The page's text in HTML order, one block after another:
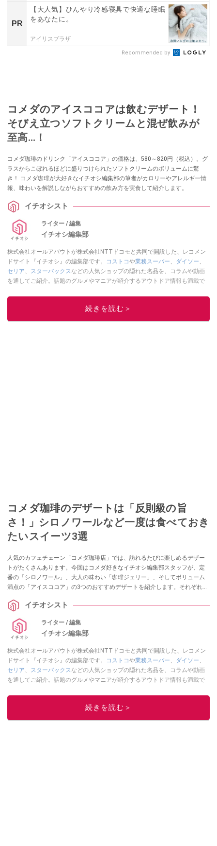
PR
【大人気】ひんやり冷感寝具で快適な睡眠
をあなたに。
アイリスプラザ
Recommended by
コメダのアイスココアは飲むデザート！
そびえ立つソフトクリームと混ぜ飲みが
至高…！
コメダ珈琲のドリンク「アイスココア」の価格は、580～820円（税込）。グ
ラスからこぼれるほどに盛りつけられたソフトクリームのボリュームに驚
き！ コメダ珈琲が大好きなイチオシ編集部の筆者がカロリーやアレルギー情
報、味わいを解説しながらおすすめの飲み方を実食して紹介します。
イチオシスト
ライター / 編集
イチオシ編集部
株式会社オールアバウトが株式会社NTTドコモと共同で開設した、レコメン
ドサイト『イチオシ』の編集部です。
コストコや業務スーパー ダイソー
セリア
スターバックス などの人気ショップの隠れた名品を、コラムや動画
を通してご紹介。話題のグルメやマニアが紹介するアウトドア情報も満載で
レビューしています。毎日トレンド情報をお届けしているので、ぜひ
してください！続きを読む＞
コメダ珈琲のデザートは「反則級の旨
さ！」シロノワールなど一度は食べておき
たいスイーツ3選
人気のカフェチェーン「コメダ珈琲店」では、訪れるたびに楽しめるデザー
トがたくさんあります。今回はコメダ好きなイチオシ編集部スタッフが、定
番の「シロノワール」、大人の味わい「珈琲ジェリー」、そしてボリューム
満点の「アイスココア」の3つのおすすめデザートを紹介します。それぞれの
と楽しみたい方はぜひ参考にしてみてくださいね。
イチオシスト
ライター / 編集
イチオシ編集部
株式会社オールアバウトが株式会社NTTドコモと共同で開設した、レコメン
ドサイト『イチオシ』の編集部です。
コストコや業務スーパー ダイソー
セリア
スターバックス などの人気ショップの隠れた名品を、コラムや動画
を通してご紹介。話題のグルメやマニアが紹介するアウトドア情報も満載で
レビューしています。毎日トレンド情報をお届けしているので、ぜひ
してください！続きを読む＞